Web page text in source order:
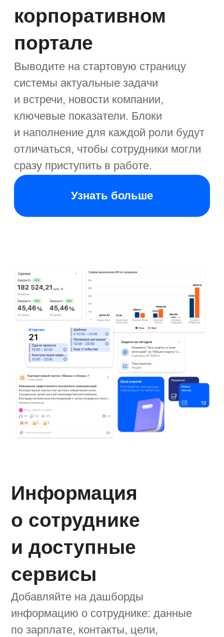
не придётся писать коллегам в личку,
Workspace
календарь с Outlook,
корпоративный справочник,
задачи,
списки звонков из внутренней
ВКС,
файловое хранилище,
регламенты и другое.
Аналитические
Настраивайте дашборды с целями
и показателями всей компании,
отделов и конкретных проектов.
На экраны можно вывести данные как
из системы, так и из интегрированных